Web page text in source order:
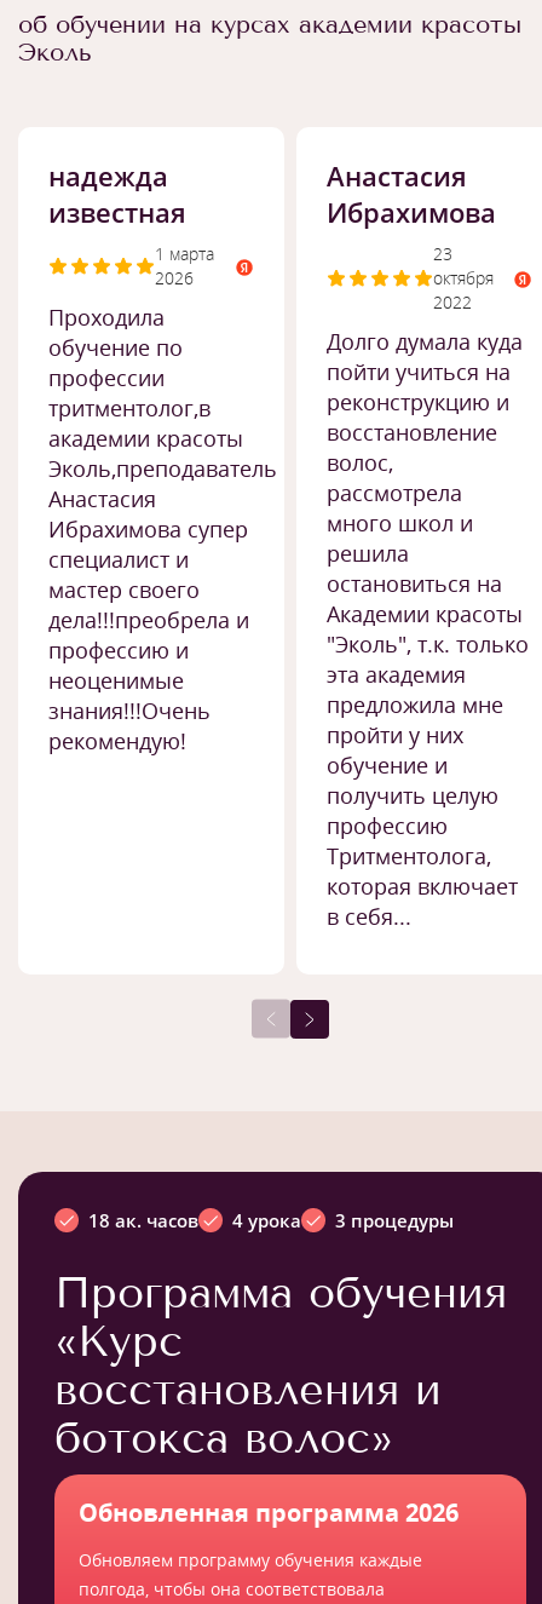
об обучении на курсах академии красоты
Эколь
надежда
известная
1 марта
2026
Проходила
обучение по
профессии
тритментолог,в
академии красоты
Эколь,преподаватель
Анастасия
Ибрахимова супер
специалист и
мастер своего
дела!!!преобрела и
профессию и
неоценимые
знания!!!Очень
рекомендую!
Анастасия
Ибрахимова
23
октября
2022
Долго думала куда
пойти учиться на
реконструкцию и
восстановление
волос,
рассмотрела
много школ и
решила
остановиться на
Академии красоты
"Эколь", т.к. только
эта академия
предложила мне
пройти у них
обучение и
получить целую
профессию
Тритментолога,
которая включает
в себя...
18 ак. часов 4 урока 3 процедуры
Программа обучения
«Курс
восстановления и
ботокса волос»
Обновленная программа 2026
Обновляем программу обучения каждые
полгода, чтобы она соответствовала